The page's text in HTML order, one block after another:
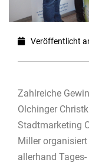
Veröffentlicht
Zahlreiche
Olchinger
Stadtmarketing
Miller
allerhand